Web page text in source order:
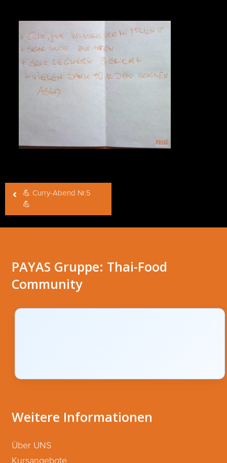
Beitragsnavigation
💪 Curry-Abend Nr.5
💪
PAYAS Gruppe: Thai-Food
Community
Weitere Informationen
Über UNS
Kursangebote